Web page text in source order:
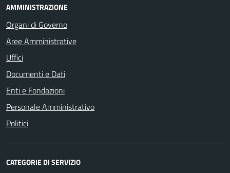
AMMINISTRAZIONE
Organi di Governo
Aree Amministrative
Uffici
Documenti e Dati
Enti e Fondazioni
Personale Amministrativo
Politici
CATEGORIE DI SERVIZIO